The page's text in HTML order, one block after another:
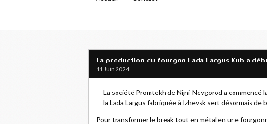
La production du fourgon Lada Largus Kub a
11 Juin 2024
La société Promtekh de Nijni-Novgorod a commencé
la Lada Largus fabriquée à Izhevsk sert désormais
Pour transformer le break tout en métal en une